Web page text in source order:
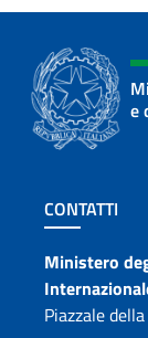
e
CONTATTI
Ministero
Piazzale